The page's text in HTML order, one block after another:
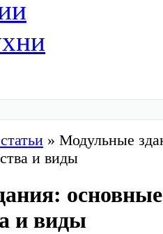
» Модульные
и виды
основные
и виды